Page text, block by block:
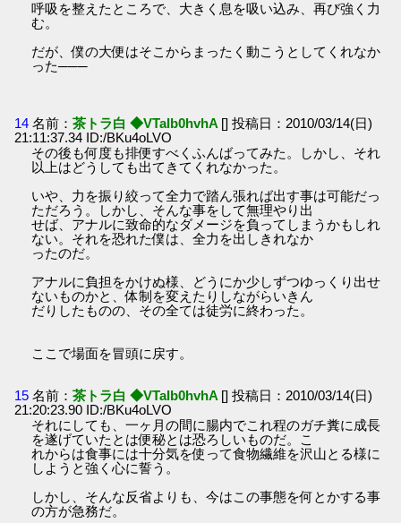
呼吸を整えたところで、大きく息を吸い込み、再び強く力
む。
だが、僕の大便はそこからまったく動こうとしてくれなか
った───
14 名前：茶トラ白 ◆VTaIb0hvhA [] 投稿日：2010/03/14(日)
21:11:37.34 ID:/BKu4oLVO
その後も何度も排便すべくふんばってみた。しかし、それ
以上はどうしても出てきてくれなかった。
いや、力を振り絞って全力で踏ん張れば出す事は可能だっ
ただろう。しかし、そんな事をして無理やり出
せば、アナルに致命的なダメージを負ってしまうかもしれ
ない。それを恐れた僕は、全力を出しきれなか
ったのだ。
アナルに負担をかけぬ様、どうにか少しずつゆっくり出せ
ないものかと、体制を変えたりしながらいきん
だりしたものの、その全ては徒労に終わった。
ここで場面を冒頭に戻す。
15 名前：茶トラ白 ◆VTaIb0hvhA [] 投稿日：2010/03/14(日)
21:20:23.90 ID:/BKu4oLVO
それにしても、一ヶ月の間に腸内でこれ程のガチ糞に成長
を遂げていたとは便秘とは恐ろしいものだ。こ
れからは食事には十分気を使って食物繊維を沢山とる様に
しようと強く心に誓う。
しかし、そんな反省よりも、今はこの事態を何とかする事
の方が急務だ。